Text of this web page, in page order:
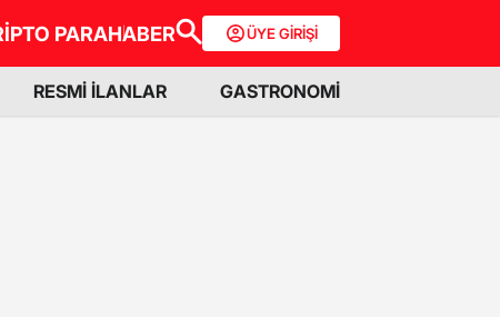
PARAHABER ÜYE GİRİŞİ
RESMİ İLANLAR GASTRONOMİ